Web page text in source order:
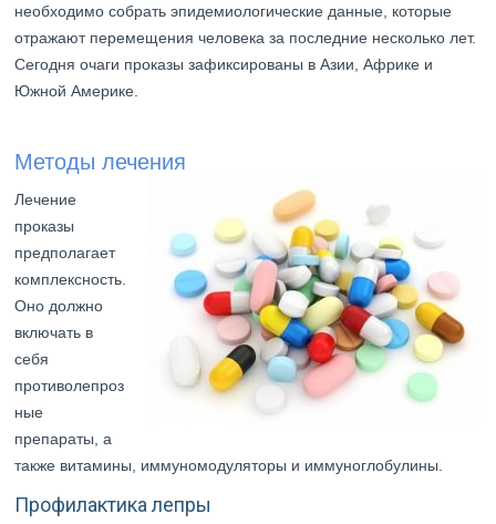
необходимо собрать эпидемиологические данные, которые
отражают перемещения человека за последние несколько лет.
Сегодня очаги проказы зафиксированы в Азии, Африке и
Южной Америке.
Методы лечения
Лечение
проказы
предполагает
комплексность.
Оно должно
включать в
себя
противолепроз
ные
препараты, а
также витамины, иммуномодуляторы и иммуноглобулины.
Профилактика лепры